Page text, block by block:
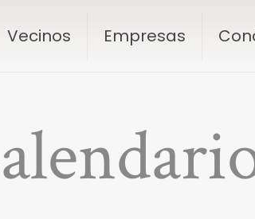
Vecinos Empresas